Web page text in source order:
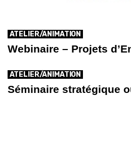
ATELIER/ANIMATION
Webinaire – Projets
ATELIER/ANIMATION
Séminaire stratégique